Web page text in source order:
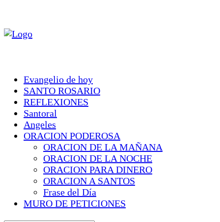
Evangelio de hoy
SANTO ROSARIO
REFLEXIONES
Santoral
Angeles
ORACION PODEROSA
ORACION DE LA MAÑANA
ORACION DE LA NOCHE
ORACION PARA DINERO
ORACION A SANTOS
Frase del Día
MURO DE PETICIONES